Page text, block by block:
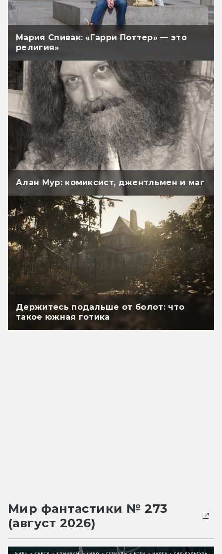
Мария Спивак: «Гарри Поттер» — это
религия»
Алан Мур: комиксист, джентльмен и маг
Держитесь подальше от болот: что
такое южная готика
Мир фантастики № 273
(август 2026)